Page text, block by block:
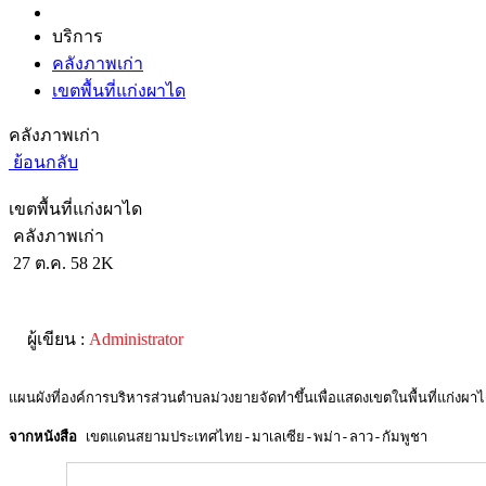
บริการ
คลังภาพเก่า
เขตพื้นที่แก่งผาได
คลังภาพเก่า
ย้อนกลับ
เขตพื้นที่แก่งผาได
คลังภาพเก่า
27 ต.ค. 58 2K
ผู้เขียน : Administrator
แผนผังที่องค์การบริหารส่วนตำบลม่วงยายจัดทำขึ้นเพื่อแสดงเขตในพื้นที่แก่งผา
จากหนังสือ เขตแดนสยามประเทศไทย-มาเลเซีย-พม่า-ลาว-กัมพูชา